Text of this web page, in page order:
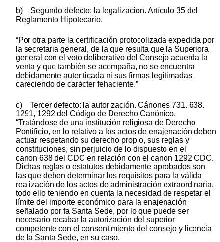
b) Segundo defecto: la legalización. Artículo 35 del
Reglamento Hipotecario.
“Por otra parte la certificación protocolizada expedida por
la secretaria general, de la que resulta que la Superiora
general con el voto deliberativo del Consejo acuerda la
venta y que también se acompaña, no se encuentra
debidamente autenticada ni sus firmas legitimadas,
careciendo de carácter fehaciente.”
c) Tercer defecto: la autorización. Cánones 731, 638,
1291, 1292 del Código de Derecho Canónico.
“Tratándose de una institución religiosa de Derecho
Pontificio, en lo relativo a los actos de enajenación deben
actuar respetando su derecho propio, sus reglas y
constituciones, sin perjuicio de lo dispuesto en el
canon 638 del CDC en relación con el canon 1292 CDC.
Dichas reglas o estatutos debidamente aprobados son
las que deben determinar los requisitos para la válida
realización de los actos de administración extraordinaria,
todo ello teniendo en cuenta la necesidad de respetar el
límite del importe económico para la enajenación
señalado por fa Santa Sede, por lo que puede ser
necesario recabar la autorización del superior
competente con el consentimiento del consejo y licencia
de la Santa Sede, en su caso.